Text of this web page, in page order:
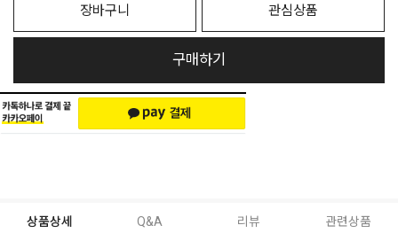
장바구니 관심상품
구매하기
상품상세 Q&A 리뷰 관련상품